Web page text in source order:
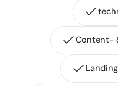
Content-